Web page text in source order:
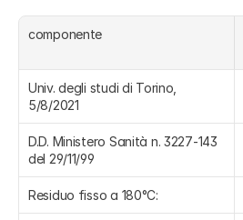
componente
Univ. degli studi di Torino,
5/8/2021
D.D. Ministero Sanità n. 3227-143
del 29/11/99
Residuo fisso a 180°C: